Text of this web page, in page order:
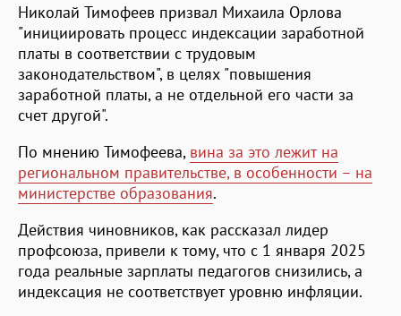
Николай Тимофеев призвал Михаила Орлова
"инициировать процесс индексации заработной
платы в соответствии с трудовым
законодательством", в целях "повышения
заработной платы, а не отдельной его части за
счет другой".
По мнению Тимофеева, вина за это лежит на
региональном правительстве, в особенности – на
министерстве образования.
Действия чиновников, как рассказал лидер
профсоюза, привели к тому, что с 1 января 2025
года реальные зарплаты педагогов снизились, а
индексация не соответствует уровню инфляции.